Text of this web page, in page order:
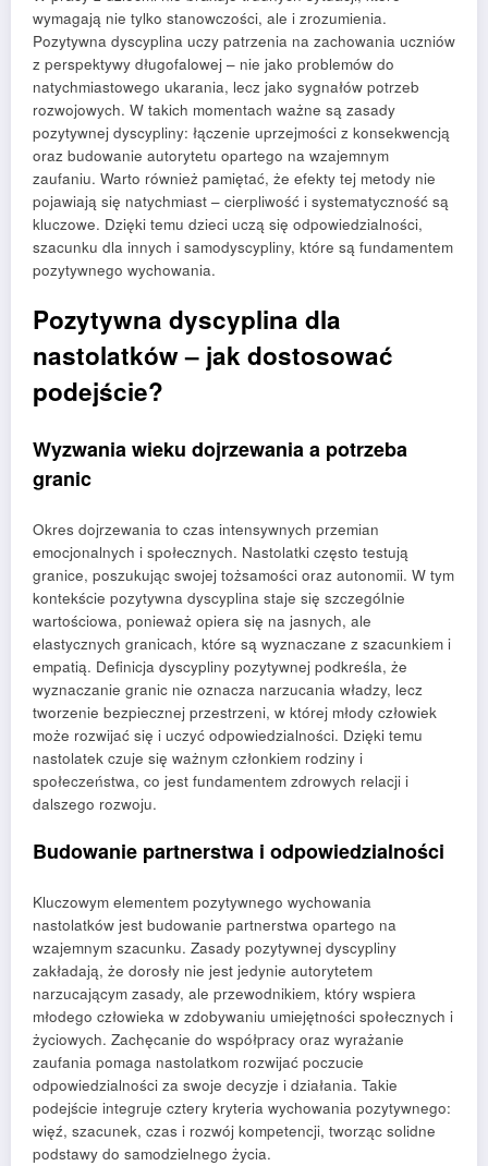
wymagają nie tylko stanowczości, ale i zrozumienia.
Pozytywna dyscyplina uczy patrzenia na zachowania uczniów
z perspektywy długofalowej – nie jako problemów do
natychmiastowego ukarania, lecz jako sygnałów potrzeb
rozwojowych. W takich momentach ważne są zasady
pozytywnej dyscypliny: łączenie uprzejmości z konsekwencją
oraz budowanie autorytetu opartego na wzajemnym
zaufaniu. Warto również pamiętać, że efekty tej metody nie
pojawiają się natychmiast – cierpliwość i systematyczność są
kluczowe. Dzięki temu dzieci uczą się odpowiedzialności,
szacunku dla innych i samodyscypliny, które są fundamentem
pozytywnego wychowania.
Pozytywna dyscyplina dla
nastolatków – jak dostosować
podejście?
Wyzwania wieku dojrzewania a potrzeba
granic
Okres dojrzewania to czas intensywnych przemian
emocjonalnych i społecznych. Nastolatki często testują
granice, poszukując swojej tożsamości oraz autonomii. W tym
kontekście pozytywna dyscyplina staje się szczególnie
wartościowa, ponieważ opiera się na jasnych, ale
elastycznych granicach, które są wyznaczane z szacunkiem i
empatią. Definicja dyscypliny pozytywnej podkreśla, że
wyznaczanie granic nie oznacza narzucania władzy, lecz
tworzenie bezpiecznej przestrzeni, w której młody człowiek
może rozwijać się i uczyć odpowiedzialności. Dzięki temu
nastolatek czuje się ważnym członkiem rodziny i
społeczeństwa, co jest fundamentem zdrowych relacji i
dalszego rozwoju.
Budowanie partnerstwa i odpowiedzialności
Kluczowym elementem pozytywnego wychowania
nastolatków jest budowanie partnerstwa opartego na
wzajemnym szacunku. Zasady pozytywnej dyscypliny
zakładają, że dorosły nie jest jedynie autorytetem
narzucającym zasady, ale przewodnikiem, który wspiera
młodego człowieka w zdobywaniu umiejętności społecznych i
życiowych. Zachęcanie do współpracy oraz wyrażanie
zaufania pomaga nastolatkom rozwijać poczucie
odpowiedzialności za swoje decyzje i działania. Takie
podejście integruje cztery kryteria wychowania pozytywnego:
więź, szacunek, czas i rozwój kompetencji, tworząc solidne
podstawy do samodzielnego życia.